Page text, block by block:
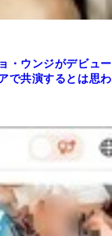
・ウンジがデビュー
で共演するとは思わ